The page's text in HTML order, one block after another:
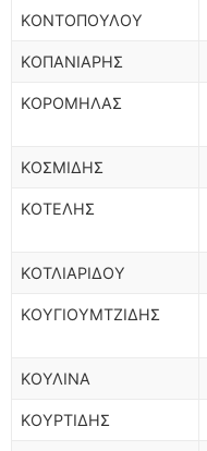
ΚΟΝΤΟΠΟΥΛΟΥ
ΚΟΠΑΝΙΑΡΗΣ
ΚΟΡΟΜΗΛΑΣ
ΚΟΣΜΙΔΗΣ
ΚΟΤΕΛΗΣ
ΚΟΤΛΙΑΡΙΔΟΥ
ΚΟΥΓΙΟΥΜΤΖΙΔΗΣ
ΚΟΥΛΙΝΑ
ΚΟΥΡΤΙΔΗΣ